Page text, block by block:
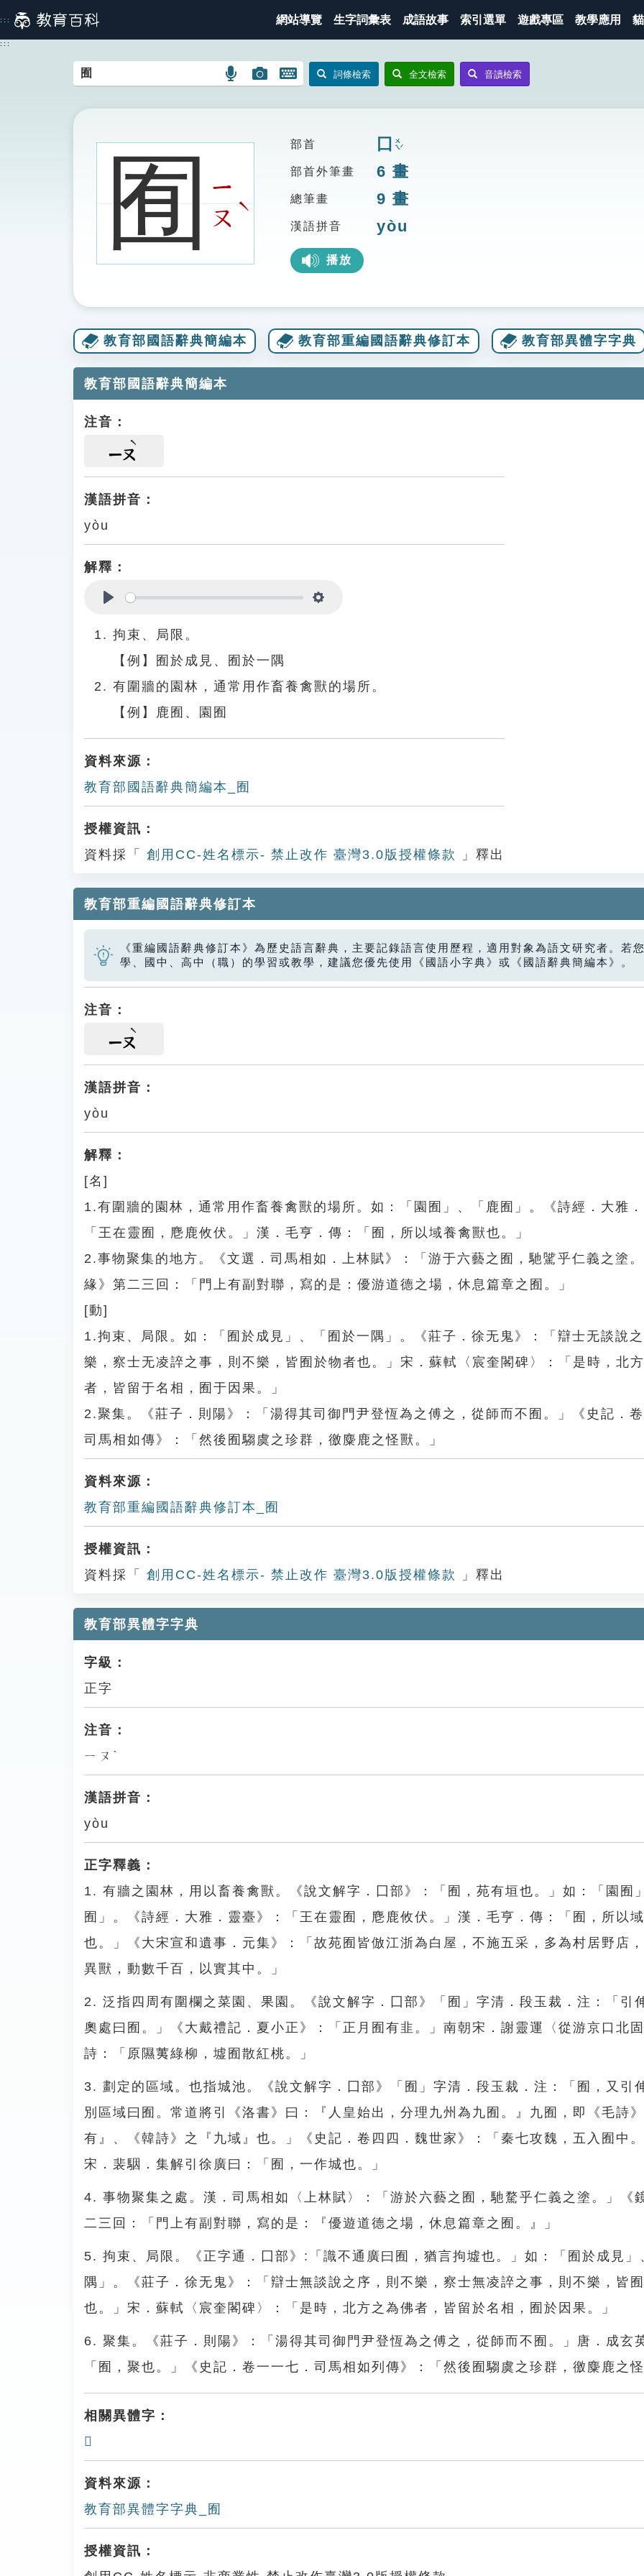
到
主
::: 網站導覽 生字詞彙表 成語故事 索引選單 遊戲專區 教學應用
:::
語
搜
圖
圖
搜
開
鍵
圖
詞條檢索 全文檢索 音讀檢索
囿ㄧ
ㄡ
ˋ
部首 囗 ㄨㄟˊ
部首外筆畫 6 畫
總筆畫 9 畫
漢語拼音 yòu
播放
教育部國語辭典簡編本 教育部重編國語辭典修訂本 教育部異體字字典
教育部國語辭典簡編本
注音：
ㄧㄡ
漢語拼音：
yòu
解釋：
拘束、局限。
【例】囿於成見、囿於一隅
有圍牆的園林，通常用作畜養禽獸的場所。
【例】鹿囿、園囿
資料來源：
教育部國語辭典簡編本_囿
授權資訊：
資料採「
創用CC-姓名標示- 禁止改作 臺灣3.0版授權條款 」釋出
教育部重編國語辭典修訂本
《重編國語辭典修訂本》為歷史語言辭典，主要記錄語言使用歷程，適用對象為語文研究者。若
學、國中、高中（職）的學習或教學，建議您優先使用《國語小字典》或《國語辭典簡編本》。
注音：
ㄧㄡ
漢語拼音：
yòu
解釋：
[名]
1.有圍牆的園林，通常用作畜養禽獸的場所。如：「園囿」、「鹿囿」。《詩經．大雅
「王在靈囿，麀鹿攸伏。」漢．毛亨．傳：「囿，所以域養禽獸也。」
2.事物聚集的地方。《文選．司馬相如．上林賦》：「游于六藝之囿，馳騭乎仁義之塗
緣》第二三回：「門上有副對聯，寫的是：優游道德之場，休息篇章之囿。」
[動]
1.拘束、局限。如：「囿於成見」、「囿於一隅」。《莊子．徐无鬼》：「辯士无談說
樂，察士无凌誶之事，則不樂，皆囿於物者也。」宋．蘇軾〈宸奎閣碑〉：「是時，北
者，皆留于名相，囿于因果。」
2.聚集。《莊子．則陽》：「湯得其司御門尹登恆為之傅之，從師而不囿。」《史記．
司馬相如傳》：「然後囿騶虞之珍群，徼麋鹿之怪獸。」
資料來源：
教育部重編國語辭典修訂本_囿
授權資訊：
資料採「
創用CC-姓名標示- 禁止改作 臺灣3.0版授權條款 」釋出
教育部異體字字典
字級：
正字
注音：
ㄧㄡˋ
漢語拼音：
yòu
正字釋義：
1. 有牆之園林，用以畜養禽獸。《說文解字．囗部》：「囿，苑有垣也。」如：「園囿
囿」。《詩經．大雅．靈臺》：「王在靈囿，麀鹿攸伏。」漢．毛亨．傳：「囿，所以
也。」《大宋宣和遺事．元集》：「故苑囿皆倣江浙為白屋，不施五采，多為村居野店
異獸，動數千百，以實其中。」
2. 泛指四周有圍欄之菜園、果園。《說文解字．囗部》「囿」字清．段玉裁．注：「引
奧處曰囿。」《大戴禮記．夏小正》：「正月囿有韭。」南朝宋．謝靈運〈從游京口北
詩：「原隰荑綠柳，墟囿散紅桃。」
3. 劃定的區域。也指城池。《說文解字．囗部》「囿」字清．段玉裁．注：「囿，又引
別區域曰囿。常道將引《洛書》曰：『人皇始出，分理九州為九囿。』九囿，即《毛詩
有』、《韓詩》之『九域』也。」《史記．卷四四．魏世家》：「秦七攻魏，五入囿中
宋．裴駰．集解引徐廣曰：「囿，一作城也。」
4. 事物聚集之處。漢．司馬相如〈上林賦〉：「游於六藝之囿，馳騖乎仁義之塗。」《
二三回：「門上有副對聯，寫的是：『優遊道德之場，休息篇章之囿。』」
5. 拘束、局限。《正字通．囗部》:「識不通廣曰囿，猶言拘墟也。」如：「囿於成見」
隅」。《莊子．徐无鬼》：「辯士無談說之序，則不樂，察士無凌誶之事，則不樂，皆
也。」宋．蘇軾〈宸奎閣碑〉：「是時，北方之為佛者，皆留於名相，囿於因果。」
6. 聚集。《莊子．則陽》：「湯得其司御門尹登恆為之傅之，從師而不囿。」唐．成玄
「囿，聚也。」《史記．卷一一七．司馬相如列傳》：「然後囿騶虞之珍群，徼麋鹿之
相關異體字：
𡈹
資料來源：
教育部異體字字典_囿
授權資訊：